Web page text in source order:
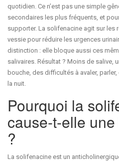
quotidien. Ce n’est pas une simple
secondaires les plus fréquents, et
supporter. La solifenacine agit sur les
vessie pour réduire les urgences
distinction : elle bloque aussi ces
salivaires. Résultat ? Moins de salive,
bouche, des difficultés à avaler,
la nuit.
Pourquoi la
cause-t-elle
?
La solifenacine est un